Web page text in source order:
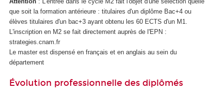
que soit la formation antérieure : titulaires d'un diplôme Bac+4 ou
élèves titulaires d'un bac+3 ayant obtenu les 60 ECTS d'un M1.
L'inscription en M2 se fait directement auprès de l'EPN :
strategies.cnam.fr
Le master est dispensé en français et en anglais au sein du
département
Évolution professionnelle des diplômés